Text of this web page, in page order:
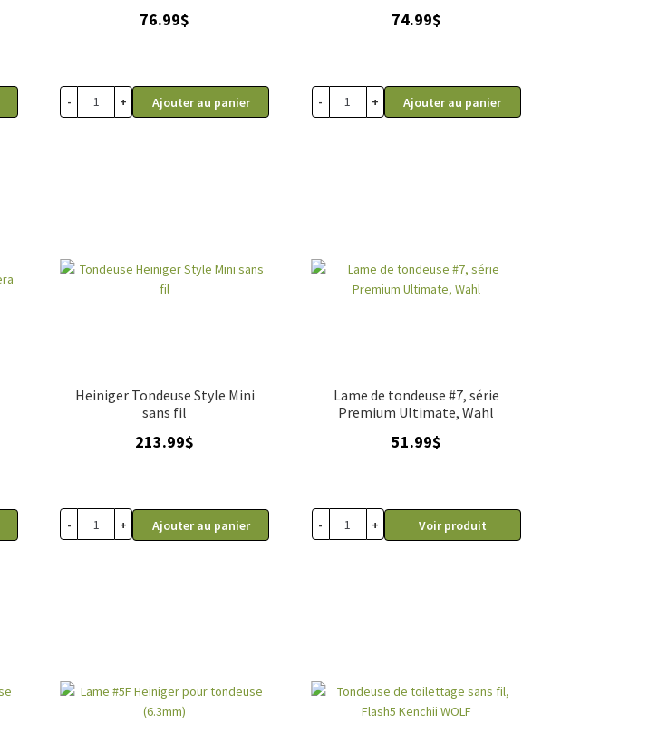
76.99$
- + Ajouter au panier
74.99$
- + Ajouter au panier
Heiniger Tondeuse Style Mini
sans fil
213.99$
- + Ajouter au panier
Lame de tondeuse #7, série
Premium Ultimate, Wahl
51.99$
- + Voir produit